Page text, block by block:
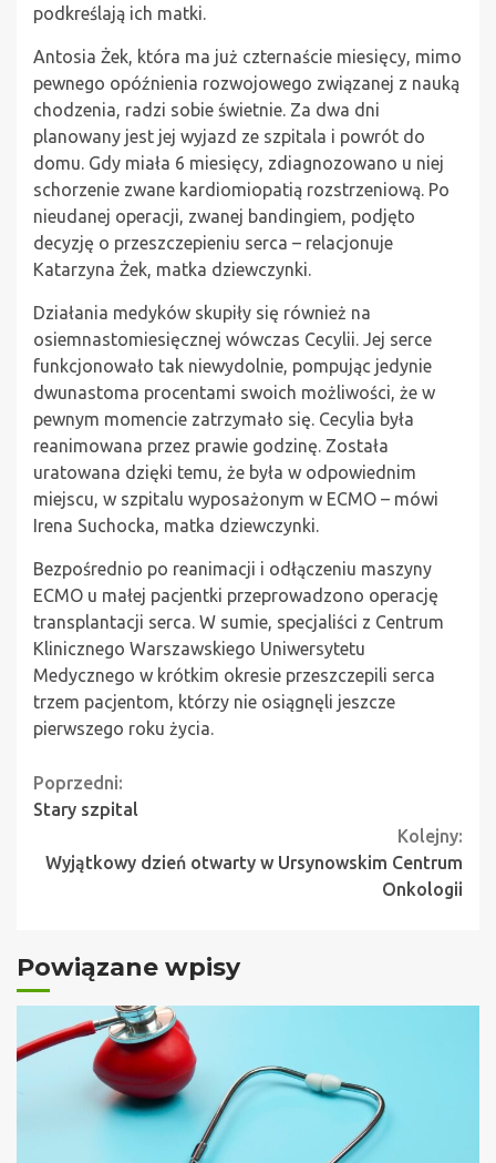
podkreślają ich matki.
Antosia Żek, która ma już czternaście miesięcy, mimo
pewnego opóźnienia rozwojowego związanej z nauką
chodzenia, radzi sobie świetnie. Za dwa dni
planowany jest jej wyjazd ze szpitala i powrót do
domu. Gdy miała 6 miesięcy, zdiagnozowano u niej
schorzenie zwane kardiomiopatią rozstrzeniową. Po
nieudanej operacji, zwanej bandingiem, podjęto
decyzję o przeszczepieniu serca – relacjonuje
Katarzyna Żek, matka dziewczynki.
Działania medyków skupiły się również na
osiemnastomiesięcznej wówczas Cecylii. Jej serce
funkcjonowało tak niewydolnie, pompując jedynie
dwunastoma procentami swoich możliwości, że w
pewnym momencie zatrzymało się. Cecylia była
reanimowana przez prawie godzinę. Została
uratowana dzięki temu, że była w odpowiednim
miejscu, w szpitalu wyposażonym w ECMO – mówi
Irena Suchocka, matka dziewczynki.
Bezpośrednio po reanimacji i odłączeniu maszyny
ECMO u małej pacjentki przeprowadzono operację
transplantacji serca. W sumie, specjaliści z Centrum
Klinicznego Warszawskiego Uniwersytetu
Medycznego w krótkim okresie przeszczepili serca
trzem pacjentom, którzy nie osiągnęli jeszcze
pierwszego roku życia.
Continue
Reading
Poprzedni:
Stary szpital
Kolejny:
Wyjątkowy dzień otwarty w Ursynowskim Centrum
Onkologii
Powiązane wpisy